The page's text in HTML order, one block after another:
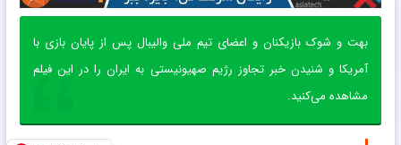
بهت و شوک بازیکنان و اعضای تیم ملی والیبال پس از پایان بازی با
آمریکا و شنیدن خبر تجاوز رژیم صهیونیستی به ایران را در این فیلم
مشاهده می‌کنید.